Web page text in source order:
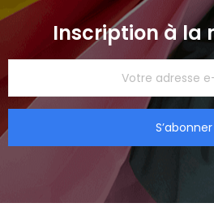
Inscription à la
S’abonner